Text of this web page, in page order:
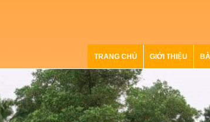
TRANG CHỦ GIỚI THIỆU